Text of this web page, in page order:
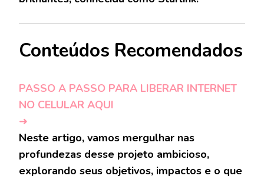
Conteúdos Recomendados
PASSO A PASSO PARA LIBERAR INTERNET
NO CELULAR AQUI
➜
Neste artigo, vamos mergulhar nas
profundezas desse projeto ambicioso,
explorando seus objetivos, impactos e o que